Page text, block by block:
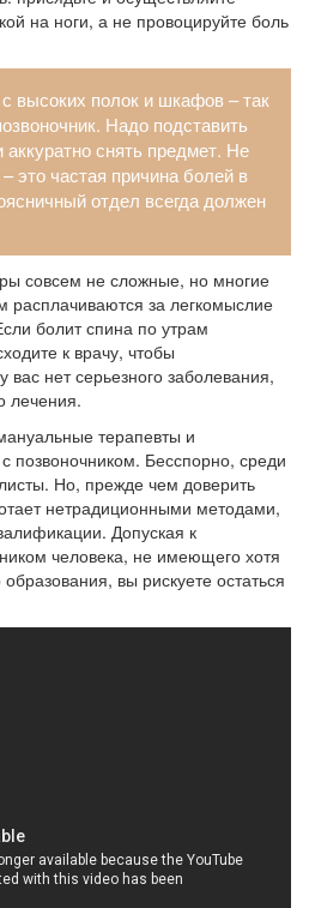
на ноги, а не провоцируйте боль
высоких полок и шкафов – так
Надо подставить
снять предмет. Не
это частая причина болей в
отдел всегда должен
совсем не сложные, но многие
расплачиваются за легкомыслие
болит спина по утрам
к врачу, чтобы
вас нет серьезного заболевания,
лечения.
терапевты и
позвоночником. Бесспорно, среди
Но, прежде чем доверить
нетрадиционными методами,
Допуская к
человека, не имеющего хотя
вы рискуете остаться